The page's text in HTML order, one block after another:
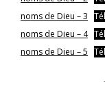
noms de Dieu – 3
noms de Dieu – 4
noms de Dieu – 5